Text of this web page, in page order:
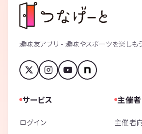
趣味友アプリ - 趣味やスポーツを楽しもう
サービス
ログイン
主催
主催者